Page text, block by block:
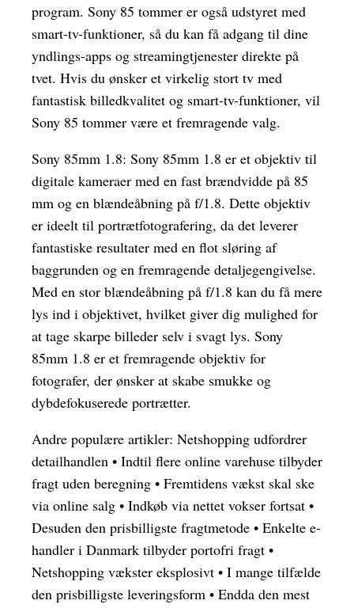
program. Sony 85 tommer er også udstyret med
smart-tv-funktioner, så du kan få adgang til dine
yndlings-apps og streamingtjenester direkte på
tvet. Hvis du ønsker et virkelig stort tv med
fantastisk billedkvalitet og smart-tv-funktioner, vil
Sony 85 tommer være et fremragende valg.
Sony 85mm 1.8: Sony 85mm 1.8 er et objektiv til
digitale kameraer med en fast brændvidde på 85
mm og en blændeåbning på f/1.8. Dette objektiv
er ideelt til portrætfotografering, da det leverer
fantastiske resultater med en flot sløring af
baggrunden og en fremragende detaljegengivelse.
Med en stor blændeåbning på f/1.8 kan du få mere
lys ind i objektivet, hvilket giver dig mulighed for
at tage skarpe billeder selv i svagt lys. Sony
85mm 1.8 er et fremragende objektiv for
fotografer, der ønsker at skabe smukke og
dybdefokuserede portrætter.
Andre populære artikler: Netshopping udfordrer
detailhandlen • Indtil flere online varehuse tilbyder
fragt uden beregning • Fremtidens vækst skal ske
via online salg • Indkøb via nettet vokser fortsat •
Desuden den prisbilligste fragtmetode • Enkelte e-
handler i Danmark tilbyder portofri fragt •
Netshopping vækster eksplosivt • I mange tilfælde
den prisbilligste leveringsform • Endda den mest